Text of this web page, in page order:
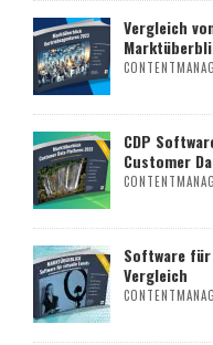
Vergleich
CDP
Customer
Software
Vergleich